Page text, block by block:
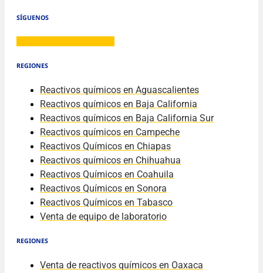
SÍGUENOS
REGIONES
Reactivos químicos en Aguascalientes
Reactivos químicos en Baja California
Reactivos químicos en Baja California Sur
Reactivos químicos en Campeche
Reactivos Químicos en Chiapas
Reactivos químicos en Chihuahua
Reactivos Químicos en Coahuila
Reactivos Químicos en Sonora
Reactivos Químicos en Tabasco
Venta de equipo de laboratorio
REGIONES
Venta de reactivos químicos en Oaxaca